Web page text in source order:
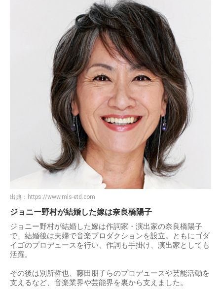
出典： https://www.mls-etd.com
ジョニー野村が結婚した嫁は奈良橋陽子
ジョニー野村が結婚した嫁は作詞家・演出家の奈良橋陽子
で、結婚後は夫婦で音楽プロダクションを設立。ともにゴダ
イゴのプロデュースを行い、作詞も手掛け、演出家としても
活躍。
その後は別所哲也、藤田朋子らのプロデュースや芸能活動を
支えるなど、音楽業界や芸能界を裏から支えました。